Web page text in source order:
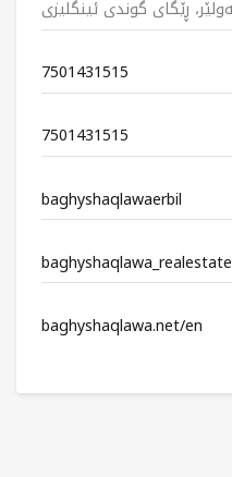
7501431515
7501431515
baghyshaqlawaerbil
baghyshaqlawa_realestate
baghyshaqlawa.net/en